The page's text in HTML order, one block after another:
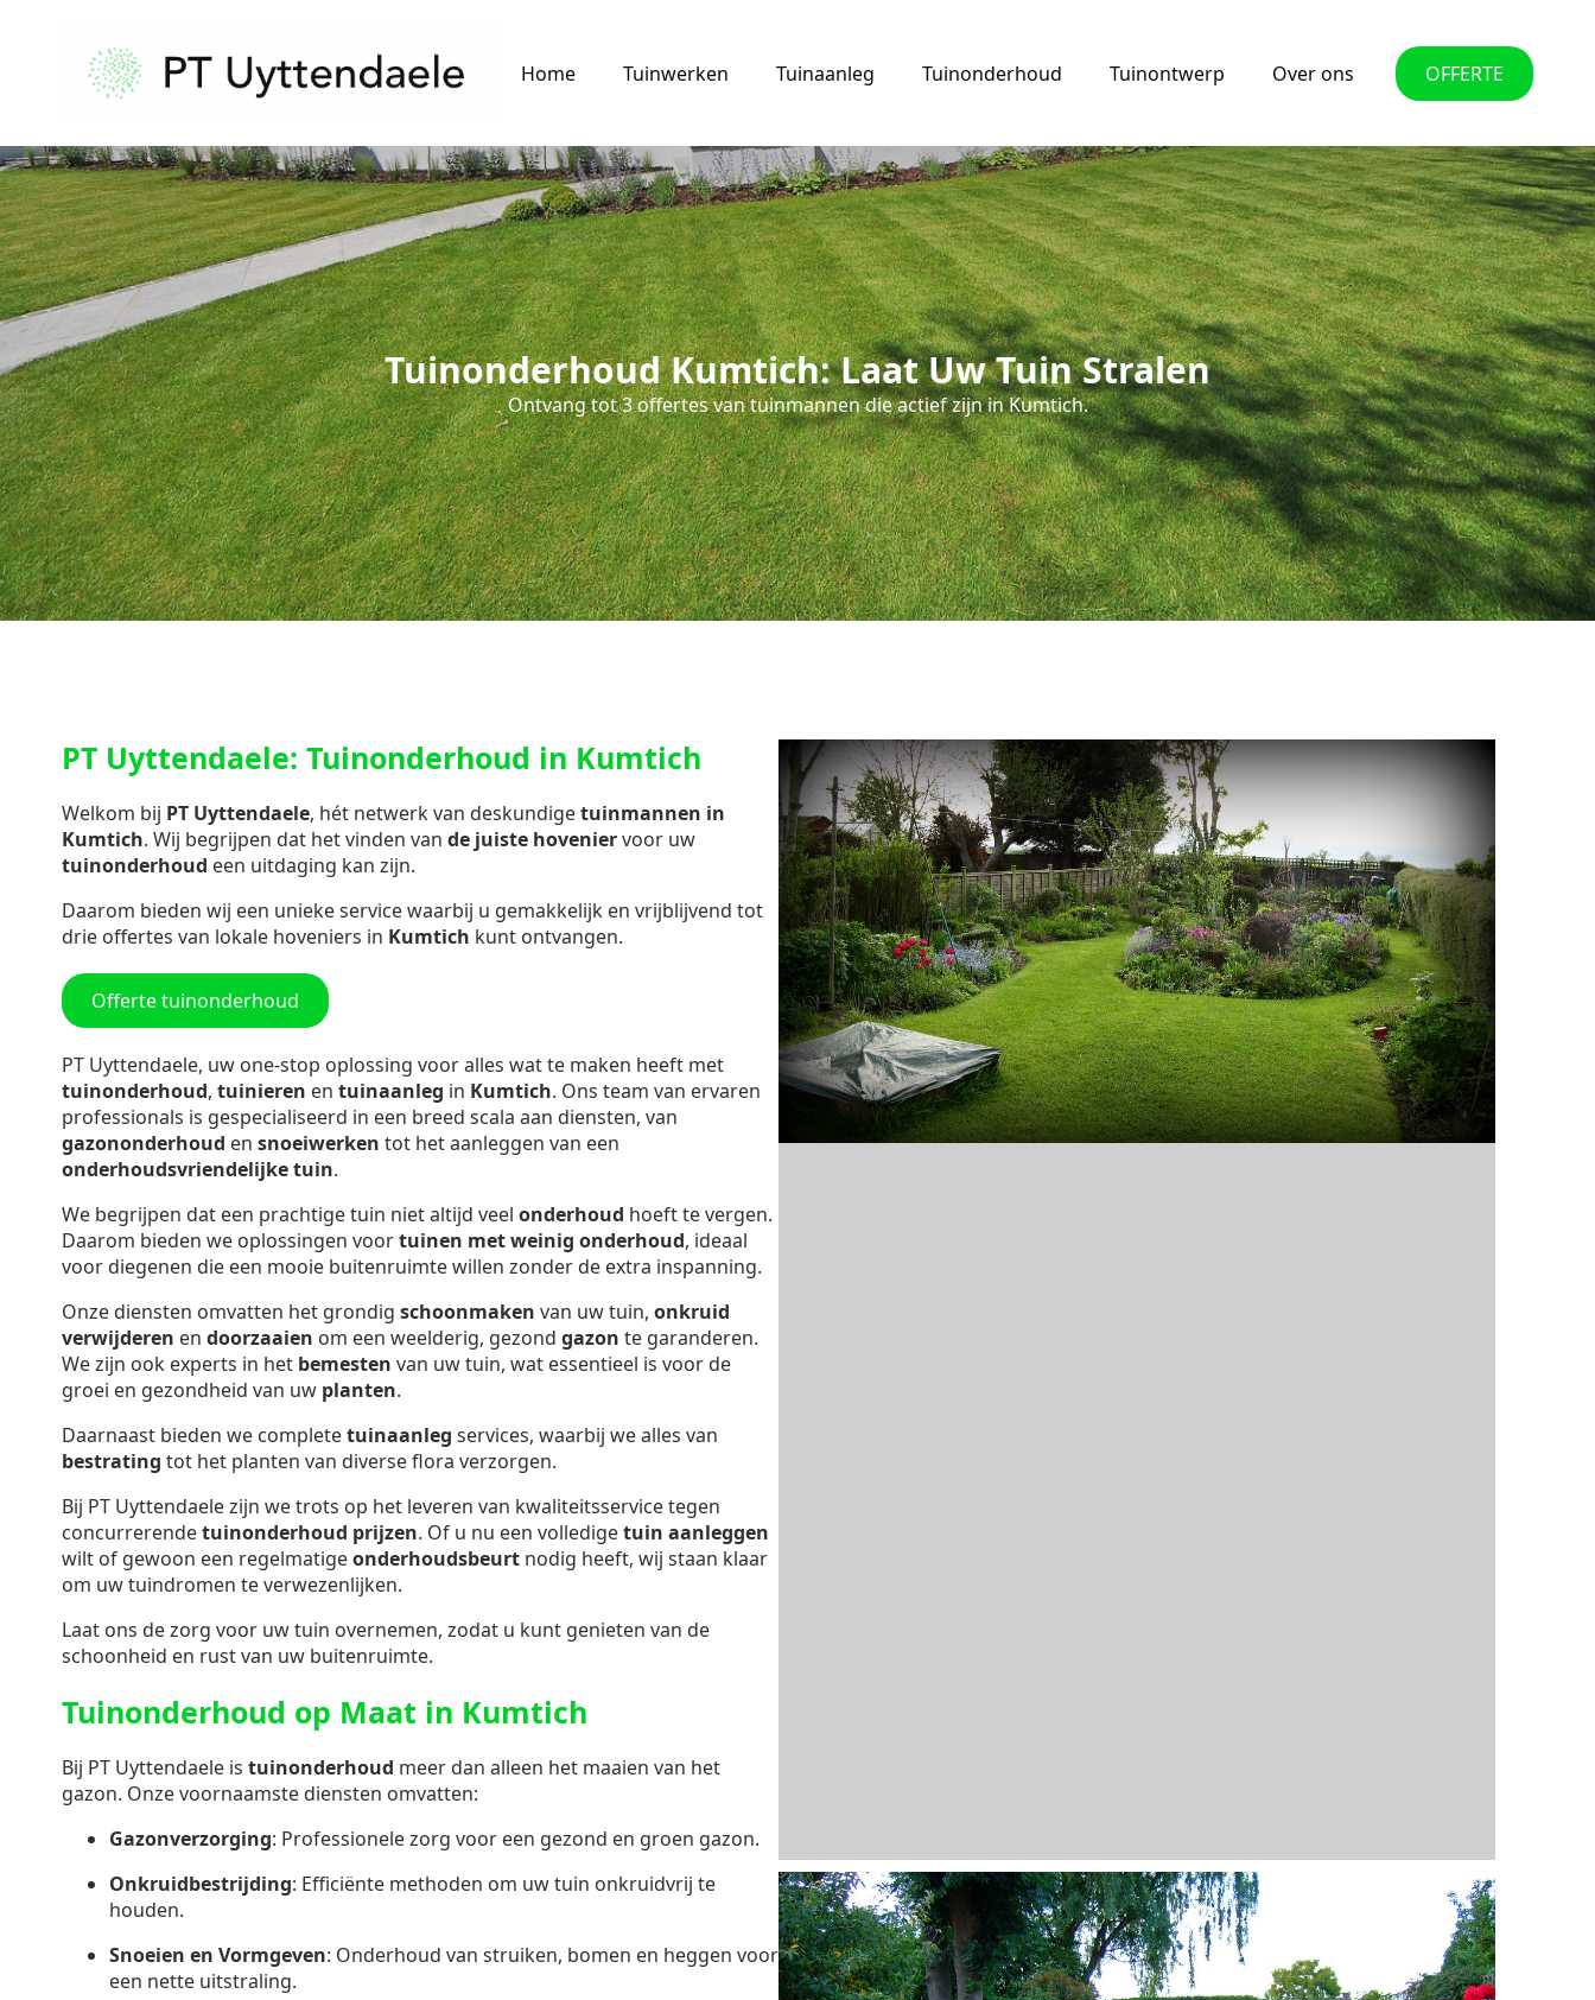
Home Tuinwerken Tuinaanleg Tuinonderhoud Tuinontwerp Over ons OFFERTE
Tuinonderhoud Kumtich: Laat Uw Tuin Stralen
Ontvang tot 3 offertes van tuinmannen die actief zijn in Kumtich.
PT Uyttendaele: Tuinonderhoud in Kumtich
Welkom bij PT Uyttendaele, hét netwerk van deskundigetuinmannen in
Kumtich. Wij begrijpen dat het vinden van de juiste hoveniervoor uw
tuinonderhoud een uitdaging kan zijn.
Daarom bieden wij een unieke service waarbij u gemakkelijk en vrijblijvend tot
drie offertes van lokale hoveniers in Kumtich kunt ontvangen.
Offerte tuinonderhoud
PT Uyttendaele, uw one-stop oplossing voor alles wat te maken heeft met
tuinonderhoud, tuinieren en tuinaanleg in Kumtich. Ons team van ervaren
professionals is gespecialiseerd in een breed scala aan diensten, van
gazononderhoud en snoeiwerken tot het aanleggen van een
onderhoudsvriendelijke tuin.
We begrijpen dat een prachtige tuin niet altijd veel onderhoud hoeft te vergen.
Daarom bieden we oplossingen voortuinen met weinig onderhoud, ideaal
voor diegenen die een mooie buitenruimte willen zonder de extra inspanning.
Onze diensten omvatten het grondig schoonmaken van uw tuin, onkruid
verwijderen en doorzaaien om een weelderig, gezond gazon te garanderen.
We zijn ook experts in het bemesten van uw tuin, wat essentieel is voor de
groei en gezondheid van uw planten.
Daarnaast bieden we completetuinaanleg services, waarbij we alles van
bestrating tot het planten van diverse flora verzorgen.
Bij PT Uyttendaele zijn we trots op het leveren van kwaliteitsservice tegen
concurrerendetuinonderhoud prijzen. Of u nu een volledigetuin aanleggen
wilt of gewoon een regelmatigeonderhoudsbeurt nodig heeft, wij staan klaar
om uw tuindromen te verwezenlijken.
Laat ons de zorg voor uw tuin overnemen, zodat u kunt genieten van de
schoonheid en rust van uw buitenruimte.
Tuinonderhoud op Maat in Kumtich
Bij PT Uyttendaele is tuinonderhoud meer dan alleen het maaien van het
gazon. Onze voornaamste diensten omvatten:
Gazonverzorging: Professionele zorg voor een gezond en groen gazon.
Onkruidbestrijding: Efficiënte methoden om uw tuin onkruidvrij te
houden.
Snoeien en Vormgeven: Onderhoud van struiken, bomen en heggen voor
een nette uitstraling.